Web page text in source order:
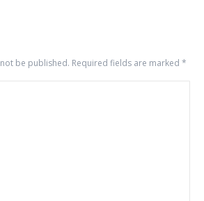
be published. Required fields are marked *